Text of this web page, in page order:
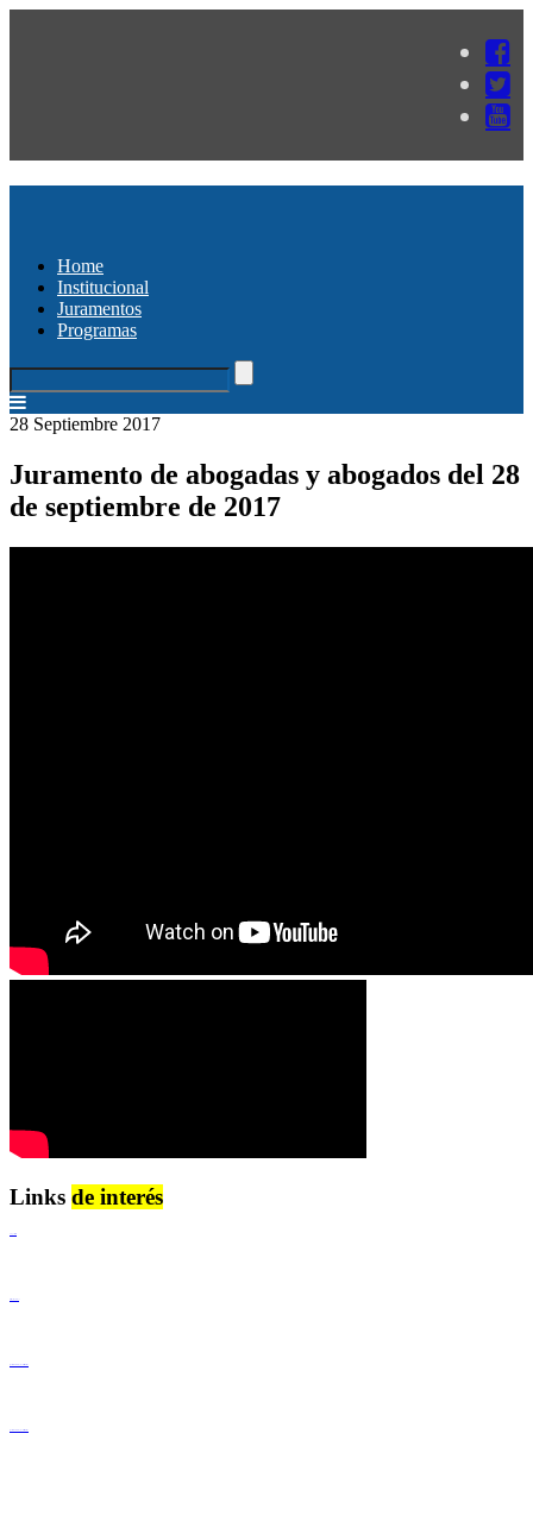
Home
Institucional
Juramentos
Programas
28 Septiembre 2017
Juramento de abogadas y abogados del 28
de septiembre de 2017
Links de interés